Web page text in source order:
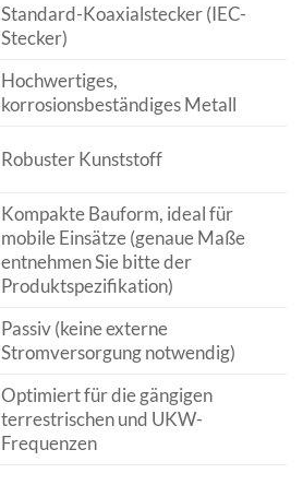
Standard-Koaxialstecker (IEC-
Stecker)
Hochwertiges,
korrosionsbeständiges Metall
Robuster Kunststoff
Kompakte Bauform, ideal für
mobile Einsätze (genaue Maße
entnehmen Sie bitte der
Produktspezifikation)
Passiv (keine externe
Stromversorgung notwendig)
Optimiert für die gängigen
terrestrischen und UKW-
Frequenzen